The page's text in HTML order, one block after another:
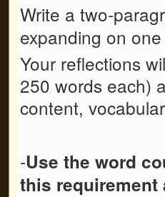
Write a two-
expanding on
Your reflections
250 words each)
content,
-Use the word
this requirement